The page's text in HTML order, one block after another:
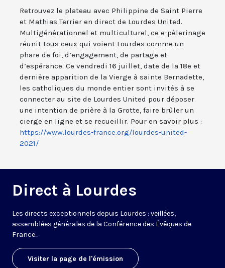
Retrouvez le plateau avec Philippine de Saint Pierre
et Mathias Terrier en direct de Lourdes United.
Multigénérationnel et multiculturel, ce e-pèlerinage
réunit tous ceux qui voient Lourdes comme un
phare de foi, d’engagement, de partage et
d’espérance. Ce vendredi 16 juillet, date de la 18e et
dernière apparition de la Vierge à sainte Bernadette,
les catholiques du monde entier sont invités à se
connecter au site de Lourdes United pour déposer
une intention de prière à la Grotte, faire brûler un
cierge en ligne et se recueillir. Pour en savoir plus :
https://www.lourdes-france.org/lourdes-united-
2021/
Direct à Lourdes
Les directs exceptionnels depuis Lourdes : veillées,
assemblées générales de la Conférence des Évêques de
France...
Visiter la page de l'émission